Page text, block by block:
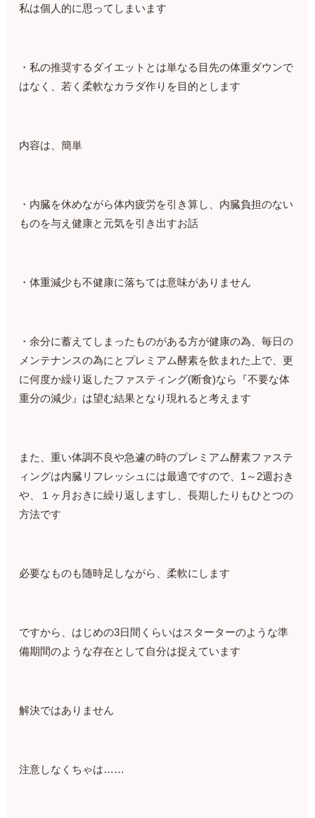
私は個人的に思ってしまいます
・私の推奨するダイエットとは単なる目先の体重ダウンで
はなく、若く柔軟なカラダ作りを目的とします
内容は、簡単
・内臓を休めながら体内疲労を引き算し、内臓負担のない
ものを与え健康と元気を引き出すお話
・体重減少も不健康に落ちては意味がありません
・余分に蓄えてしまったものがある方が健康の為、毎日の
メンテナンスの為にとプレミアム酵素を飲まれた上で、更
に何度か繰り返したファスティング(断食)なら『不要な体
重分の減少』は望む結果となり現れると考えます
また、重い体調不良や急遽の時のプレミアム酵素ファステ
ィングは内臓リフレッシュには最適ですので、1～2週おき
や、１ヶ月おきに繰り返しますし、長期したりもひとつの
方法です
必要なものも随時足しながら、柔軟にします
ですから、はじめの3日間くらいはスターターのような準
備期間のような存在として自分は捉えています
解決ではありません
注意しなくちゃは……